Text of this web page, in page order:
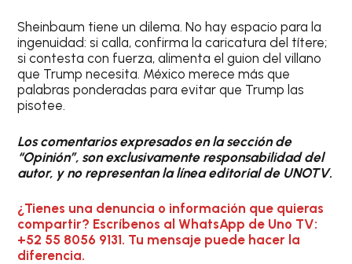
Sheinbaum tiene un dilema. No hay espacio para la
ingenuidad: si calla, confirma la caricatura del títere;
si contesta con fuerza, alimenta el guion del villano
que Trump necesita. México merece más que
palabras ponderadas para evitar que Trump las
pisotee.
Los comentarios expresados en la sección de
“Opinión”, son exclusivamente responsabilidad del
autor, y no representan la línea editorial de UNOTV.
¿Tienes una denuncia o información que quieras
compartir? Escríbenos al WhatsApp de Uno TV:
+52 55 8056 9131. Tu mensaje puede hacer la
diferencia.